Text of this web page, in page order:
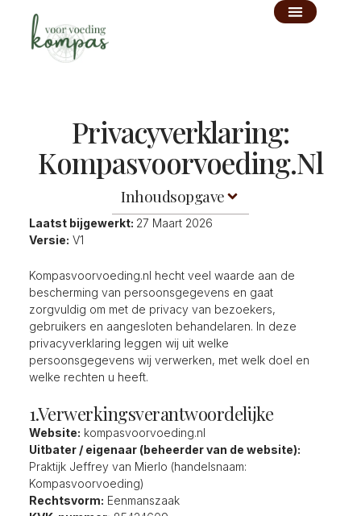
Privacyverklaring:
Kompasvoorvoeding.nl
Inhoudsopgave
Laatst bijgewerkt: 27 Maart 2026
Versie: V1
Kompasvoorvoeding.nl hecht veel waarde aan de
bescherming van persoonsgegevens en gaat
zorgvuldig om met de privacy van bezoekers,
gebruikers en aangesloten behandelaren. In deze
privacyverklaring leggen wij uit welke
persoonsgegevens wij verwerken, met welk doel en
welke rechten u heeft.
1.Verwerkingsverantwoordelijke
Website: kompasvoorvoeding.nl
Uitbater / eigenaar (beheerder van de website):
Praktijk Jeffrey van Mierlo (handelsnaam:
Kompasvoorvoeding)
Rechtsvorm: Eenmanszaak